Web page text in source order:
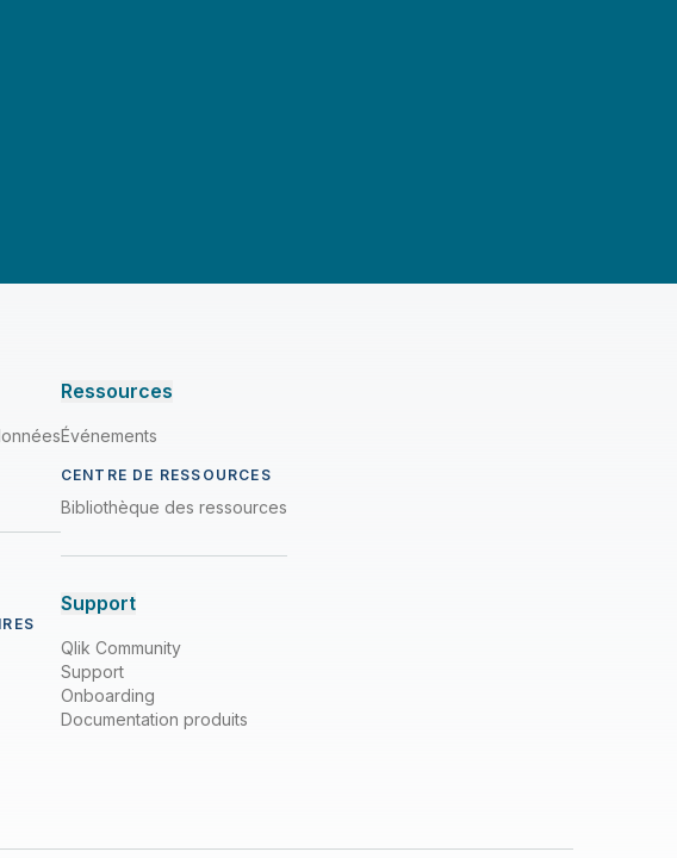
Ressources
Événements
CENTRE DE RESSOURCES
Bibliothèque des ressources
Support
Qlik Community
Support
Onboarding
Documentation produits